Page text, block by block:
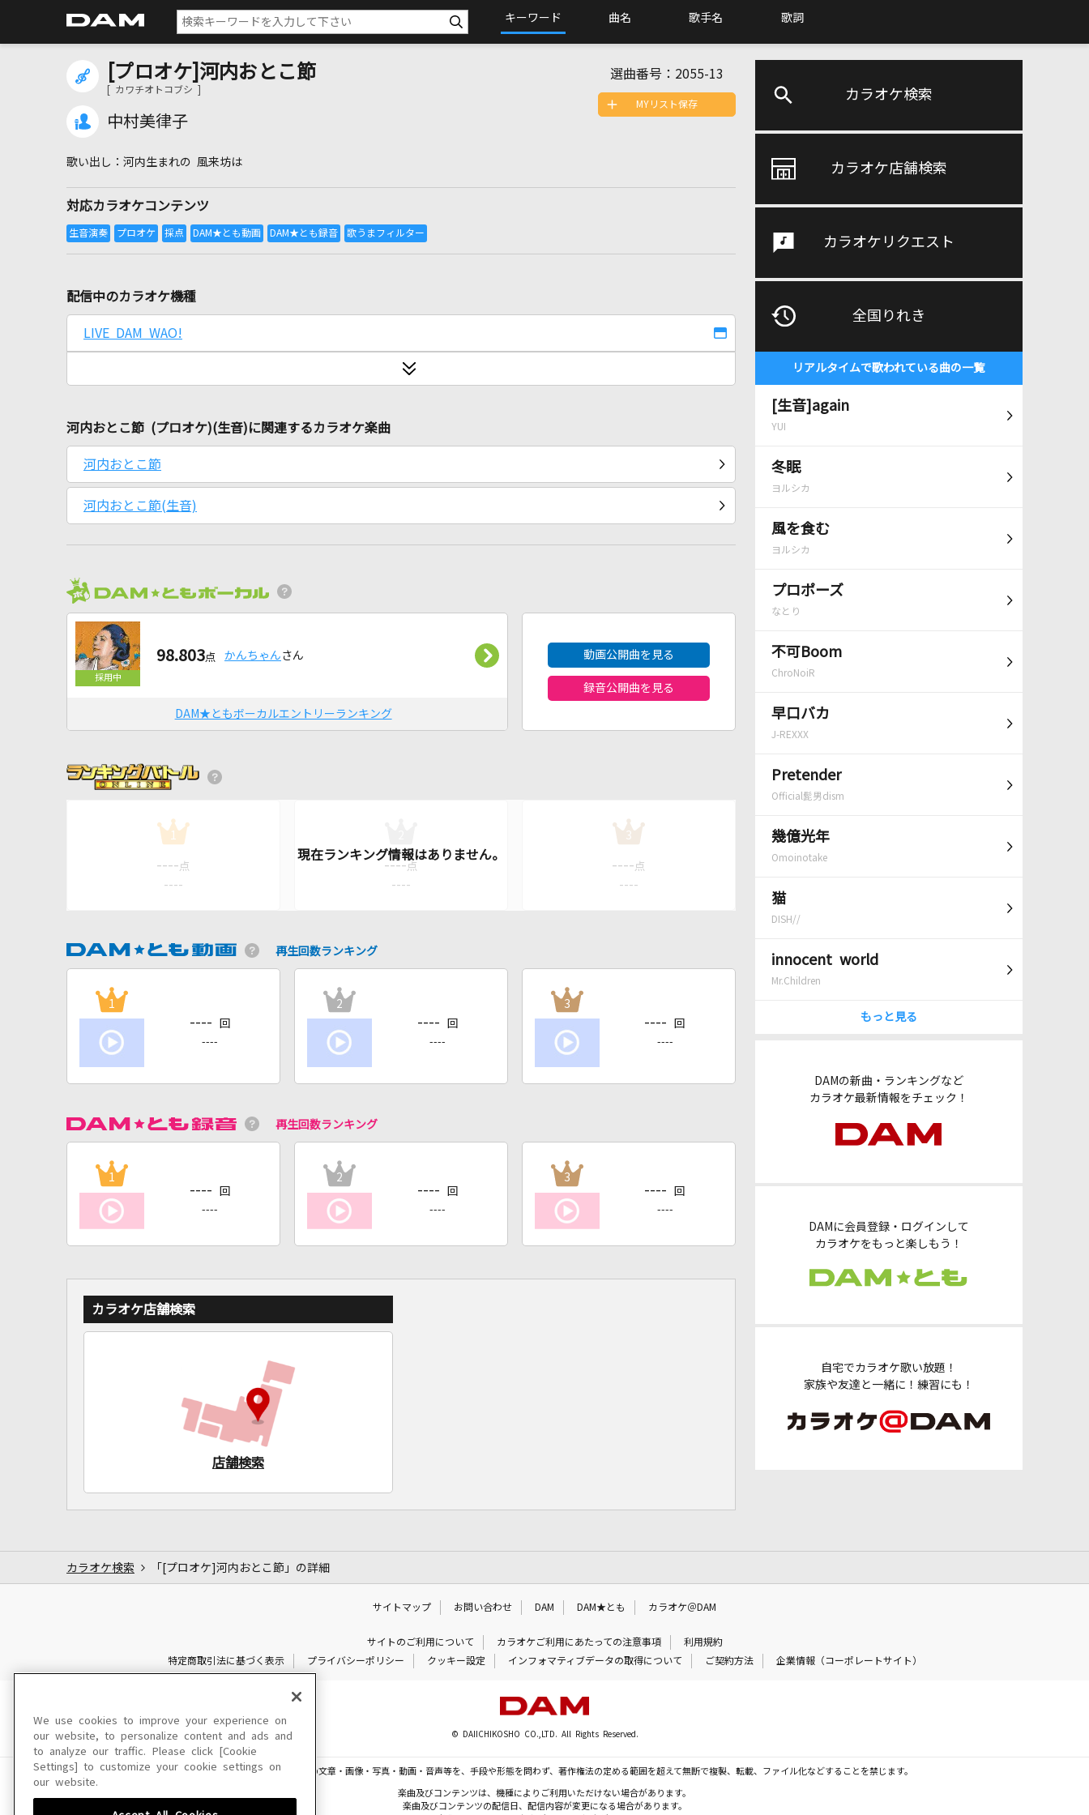
キーワード 曲名 歌手名 歌詞
カラオケ検索
カラオケ店舗検索
カラオケリクエスト
全国りれき
リアルタイムで歌われている曲の一覧
[生音]again
YUI
冬眠
ヨルシカ
風を食む
ヨルシカ
プロポーズ
なとり
不可Boom
ChroNoiR
早口バカ
J-REXXX
Pretender
Official髭男dism
幾億光年
Omoinotake
猫
DISH//
innocent world
Mr.Children
もっと見る
DAMの新曲・ランキングなど
カラオケ最新情報をチェック！
DAMに会員登録・ログインして
カラオケをもっと楽しもう！
自宅でカラオケ歌い放題！
家族や友達と一緒に！練習にも！
[プロオケ]河内おとこ節
[ カワチオトコブシ ]
中村美律子
選曲番号： 2055-13
河内生まれの 風来坊は
対応カラオケコンテンツ
MYリスト保存
配信中のカラオケ機種
LIVE DAM WAO!
河内おとこ節 (プロオケ)(生音)に関連するカラオケ楽曲
河内おとこ節
河内おとこ節(生音)
98.803点 かんちゃん さん
DAM★ともボーカルエントリーランキング
動画公開曲を見る
録音公開曲を見る
1
---- 点
----
---- 点
----
3
---- 点
----
再生回数ランキング
1
---- 回
----
2
---- 回
----
3
---- 回
----
再生回数ランキング
1
---- 回
----
2
---- 回
----
3
---- 回
----
カラオケ店舗検索
店舗検索
カラオケ検索 「[プロオケ]河内おとこ節」の詳細
サイトマップ お問い合わせ DAM DAM★とも カラオケ＠DAM
サイトのご利用について カラオケご利用にあたっての注意事項
利用規約
特定商取引法に基づく表示
プライバシーポリシー クッキー設定 インフォマティブデータの取得について ご契約方法 企業情報（コーポレートサイト）
© DAIICHIKOSHO CO.,LTD. All Rights Reserved.
このサイトに掲載されている一切の文章・画像・写真・動画・音声等を、手段や形態を問わず、著作権法の定める範囲を超えて無断で複製、転載、ファイル化などすることを禁じます。
楽曲及びコンテンツは、機種によりご利用いただけない場合があります。
楽曲及びコンテンツの配信日、配信内容が変更になる場合があります。
We use cookies to improve your experience on
our website, to personalize content and ads and
to analyze our traffic. Please click [Cookie
Settings] to customize your cookie settings on
our website.